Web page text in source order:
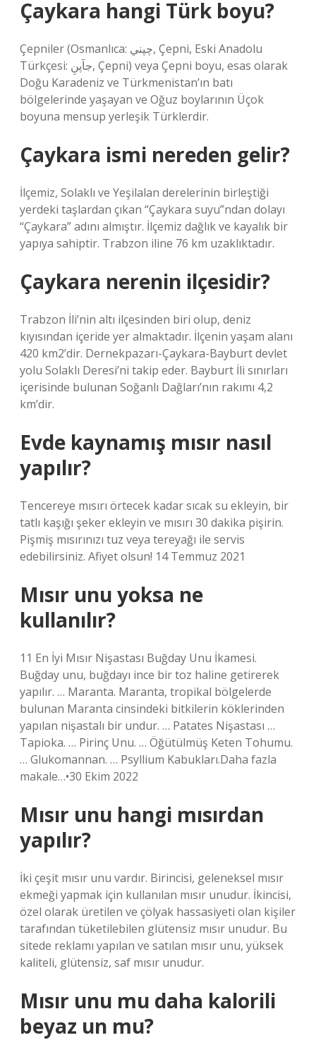
Çaykara hangi Türk boyu?
Çepniler (Osmanlıca: چپني, Çepni, Eski Anadolu
Türkçesi: جآپنِ, Çepni) veya Çepni boyu, esas olarak
Doğu Karadeniz ve Türkmenistan’ın batı
bölgelerinde yaşayan ve Oğuz boylarının Üçok
boyuna mensup yerleşik Türklerdir.
Çaykara ismi nereden gelir?
İlçemiz, Solaklı ve Yeşilalan derelerinin birleştiği
yerdeki taşlardan çıkan “Çaykara suyu”ndan dolayı
“Çaykara” adını almıştır. İlçemiz dağlık ve kayalık bir
yapıya sahiptir. Trabzon iline 76 km uzaklıktadır.
Çaykara nerenin ilçesidir?
Trabzon İli’nin altı ilçesinden biri olup, deniz
kıyısından içeride yer almaktadır. İlçenin yaşam alanı
420 km2’dir. Dernekpazarı-Çaykara-Bayburt devlet
yolu Solaklı Deresi’ni takip eder. Bayburt İli sınırları
içerisinde bulunan Soğanlı Dağları’nın rakımı 4,2
km’dir.
Evde kaynamış mısır nasıl
yapılır?
Tencereye mısırı örtecek kadar sıcak su ekleyin, bir
tatlı kaşığı şeker ekleyin ve mısırı 30 dakika pişirin.
Pişmiş mısırınızı tuz veya tereyağı ile servis
edebilirsiniz. Afiyet olsun! 14 Temmuz 2021
Mısır unu yoksa ne
kullanılır?
11 En İyi Mısır Nişastası Buğday Unu İkamesi.
Buğday unu, buğdayı ince bir toz haline getirerek
yapılır. … Maranta. Maranta, tropikal bölgelerde
bulunan Maranta cinsindeki bitkilerin köklerinden
yapılan nişastalı bir undur. … Patates Nişastası …
Tapioka. … Pirinç Unu. … Öğütülmüş Keten Tohumu.
… Glukomannan. … Psyllium Kabukları.Daha fazla
makale…•30 Ekim 2022
Mısır unu hangi mısırdan
yapılır?
İki çeşit mısır unu vardır. Birincisi, geleneksel mısır
ekmeği yapmak için kullanılan mısır unudur. İkincisi,
özel olarak üretilen ve çölyak hassasiyeti olan kişiler
tarafından tüketilebilen glütensiz mısır unudur. Bu
sitede reklamı yapılan ve satılan mısır unu, yüksek
kaliteli, glütensiz, saf mısır unudur.
Mısır unu mu daha kalorili
beyaz un mu?